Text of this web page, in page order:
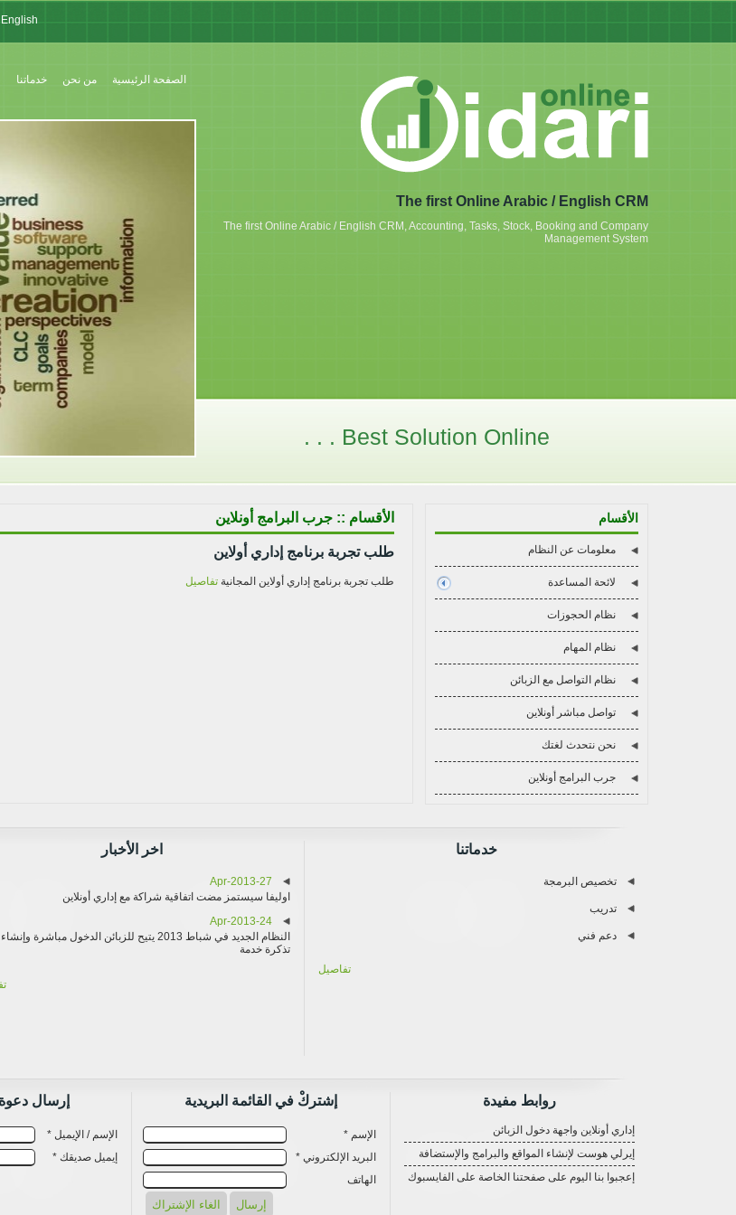
English
The first Online Arabic / English CRM
The first Online Arabic / English CRM, Accounting, Tasks, Stock, Booking and Company
Management System
Best Solution Online . . .
خدماتنا من نحن الصفحة الرئيسية
الأقسام
معلومات عن النظام
لائحة المساعدة
نظام الحجوزات
نظام المهام
نظام التواصل مع الزبائن
تواصل مباشر أونلاين
نحن نتحدث لغتك
جرب البرامج أونلاين
الأقسام :: جرب البرامج أونلاين
طلب تجربة برنامج إداري أولاين
طلب تجربة برنامج إداري أولاين المجانية تفاصيل
خدماتنا
تخصيص البرمجة
تدريب
دعم فني
تفاصيل
اخر الأخبار
27-Apr-2013
اوليفا سيستمز مضت اتفاقية شراكة مع إداري أونلاين
24-Apr-2013
النظام الجديد في شباط 2013 يتيح للزبائن الدخول مباشرة وإنشاء
تذكرة خدمة
روابط مفيدة
إداري أونلاين واجهة دخول الزبائن
إيرلي هوست لإنشاء المواقع والبرامج والإستضافة
إعجبوا بنا اليوم على صفحتنا الخاصة على الفايسبوك
إشتركْ في القائمة البريدية
الإسم *
البريد الإلكتروني *
الهاتف
إرسال
الإسم / الإيميل *
إيميل صديقك *